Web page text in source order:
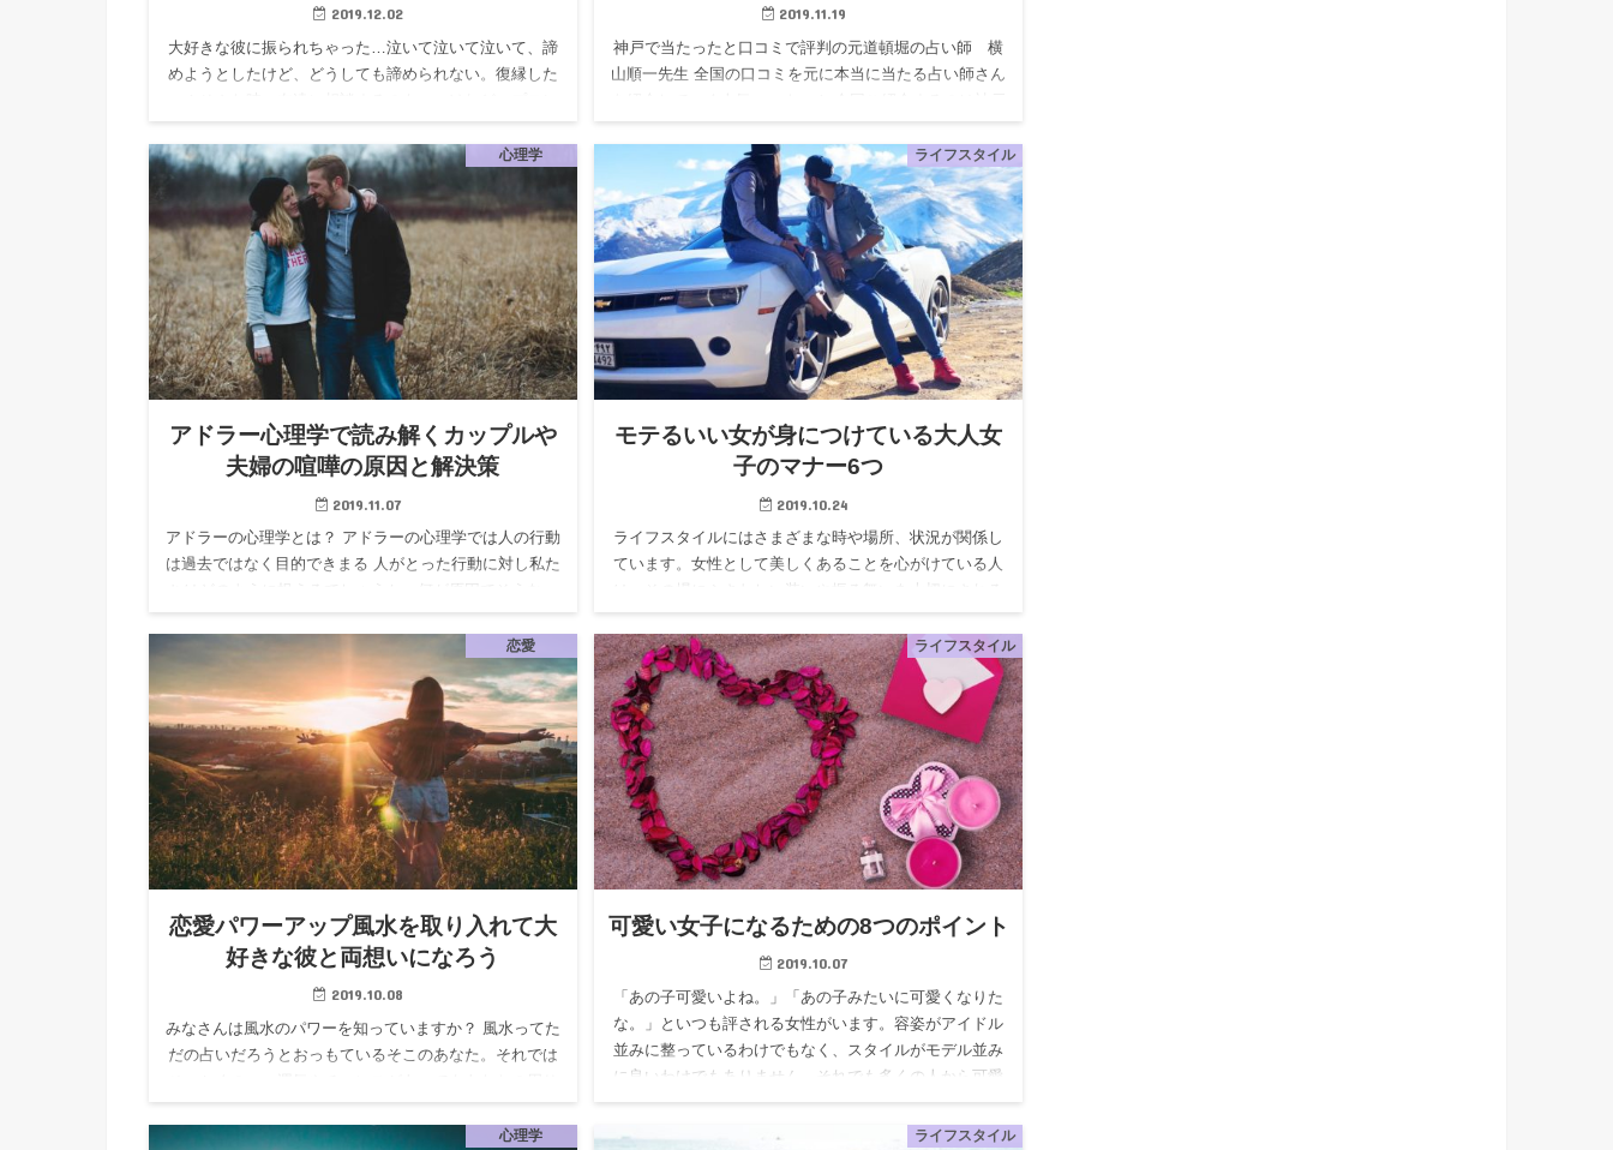
2019.12.02
大好きな彼に振られちゃった…泣いて泣いて泣いて、諦
めようとしたけど、どうしても諦められない。復縁した
は、大阪・梅田で恋愛…
2019.11.19
神戸で当たったと口コミで評判の元道頓堀の占い師 横
山順一先生 全国の口コミを元に本当に当たる占い師さん
うラコウを経営…
心理学
アドラー心理学で読み解くカップルや
夫婦の喧嘩の原因と解決策
2019.11.07
アドラーの心理学とは？ アドラーの心理学では人の行動
は過去ではなく目的できまる 人がとった行動に対し私た
ような性格かを…
ライフスタイル
モテるいい女が身につけている大人女
子のマナー6つ
2019.10.24
ライフスタイルにはさまざまな時や場所、状況が関係し
ています。女性として美しくあることを心がけている人
と。自分をよく見せるこ…
恋愛
恋愛パワーアップ風水を取り入れて大
好きな彼と両想いになろう
2019.10.08
みなさんは風水のパワーを知っていますか？ 風水ってた
だの占いだろうとおっもているそこのあなた。それでは
キラ輝いて見えて…
ライフスタイル
可愛い女子になるための8つのポイント
2019.10.07
「あの子可愛いよね。」「あの子みたいに可愛くなりた
な。」といつも評される女性がいます。容姿がアイドル
並みに整っているわけでもなく、スタイルがモデル並み
に良いわけでもありません。それでも多くの人から可愛
心理学 ライフスタイル